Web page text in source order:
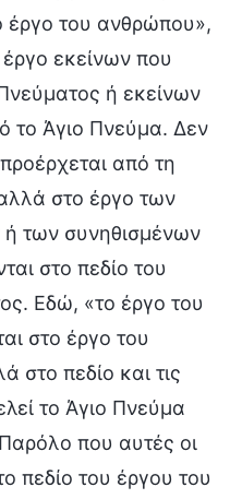
του ανθρώπου»,
εκείνων που
ή εκείνων
το Άγιο Πνεύμα. Δεν
από τη
στο έργο των
των συνηθισμένων
στο πεδίο του
Εδώ, «το έργο του
στο έργο του
πεδίο και τις
το Άγιο Πνεύμα
που αυτές οι
πεδίο του έργου του